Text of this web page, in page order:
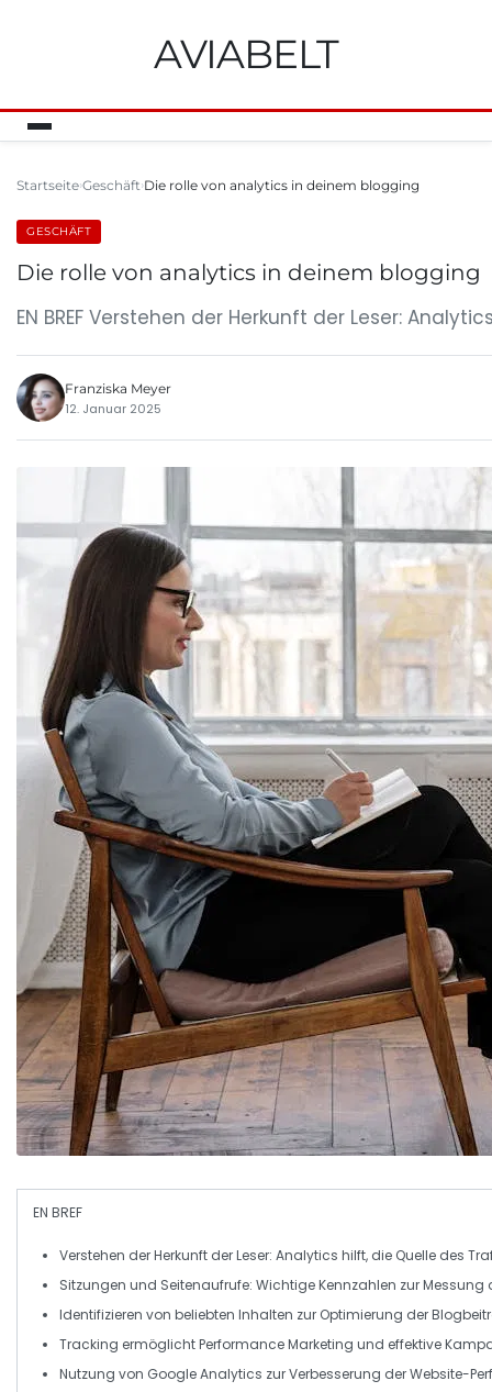
AVIABELT
Startseite Geschäft Die rolle von analytics in deinem blogging
GESCHÄFT
Die rolle von analytics in deinem blogging
EN BREF Verstehen der Herkunft der Leser:
Franziska Meyer
12. Januar 2025
EN BREF
Verstehen der Herkunft der Leser: Analytics hilft, die Quelle des
Sitzungen und Seitenaufrufe: Wichtige Kennzahlen zur Messung
Identifizieren von beliebten Inhalten zur Optimierung der
Tracking ermöglichtPerformance Marketing und effektive
Nutzung von Google Analytics zurVerbesserung der Website-